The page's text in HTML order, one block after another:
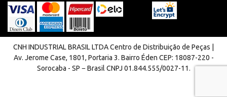
CNH INDUSTRIAL BRASIL LTDA Centro de Distribuição de Peças |
Av. Jerome Case, 1801, Portaria 3. Bairro Éden CEP: 18087-220 -
Sorocaba - SP − Brasil CNPJ 01.844.555/0027-11.